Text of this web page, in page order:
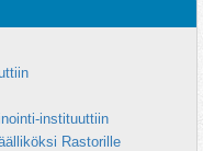
instituuttiin
Rastorille